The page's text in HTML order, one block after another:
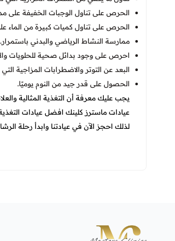
الحرص على تناول الوجبات الخفيفة على
الحرص على تناول كميات كبيرة من الماء
ممارسة النشاط الرياضي والبدني باستمرار.
احرص على وجود بدائل صحية للحلويات
البعد عن التوتر والاضطرابات المزاجية
الحصول على قدر جيد من النوم يوميًا.
يجب عليك معرفة أن التغذية المثالية
عيادات ماسترز كلينك افضل عيادات
لذلك احجز الآن في عيادتنا وابدأ رحلة